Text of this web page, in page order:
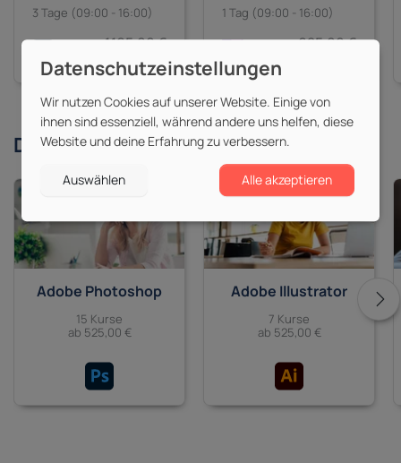
3 Tage (09:00 - 16:00)
1.165,00 €
zzgl. MwSt.
1 Tag (09:00 - 16:00)
625,00 €
Derzeit beliebteThemen
Adobe Photoshop
15 Kurse
ab 525,00 €
Adobe Illustrator
7 Kurse
ab 525,00 €
Wir nutzen Cookies auf unserer Website. Einige von
ihnen sind essenziell, während andere uns helfen, diese
Website und deine Erfahrung zu verbessern.
Auswählen Alle akzeptieren